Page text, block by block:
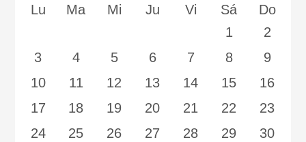
Lu
Ma Mi Ju Vi Sá
Do
1
2
3
4 5 6 7 8
9
10
11 12 13 14 15
16
17
18 19 20 21 22
23
24
25 26 27 28 29
30